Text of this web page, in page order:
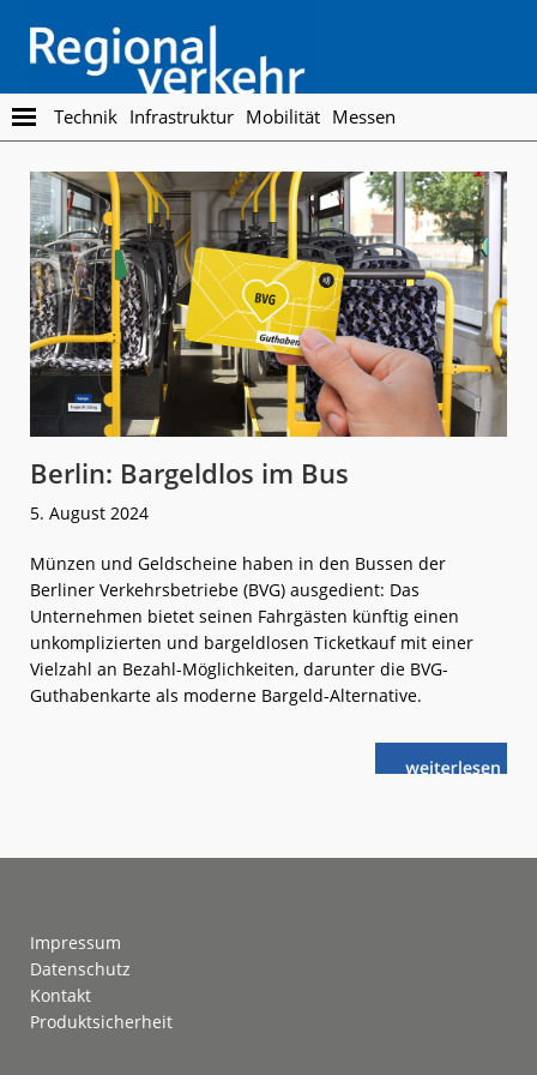
main
content
footer
Regionalverkehr
Die
Fachzeitschrift
den
Öffentlichen
Personennahverkehr
Technik Infrastruktur Mobilität Messen
Berlin: Bargeldlos im Bus
5. August 2024
Münzen und Geldscheine haben in den Bussen der
Berliner Verkehrsbetriebe (BVG) ausgedient: Das
Unternehmen bietet seinen Fahrgästen künftig einen
unkomplizierten und bargeldlosen Ticketkauf mit einer
Vielzahl an Bezahl-Möglichkeiten, darunter die BVG-
Guthabenkarte als moderne Bargeld-Alternative.
weiterlese
nBerlin:
Impressum
Datenschutz
Kontakt
Produktsicherheit